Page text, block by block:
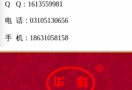
Q Q：1613559981
电 话：03105130656
手 机：18631058158